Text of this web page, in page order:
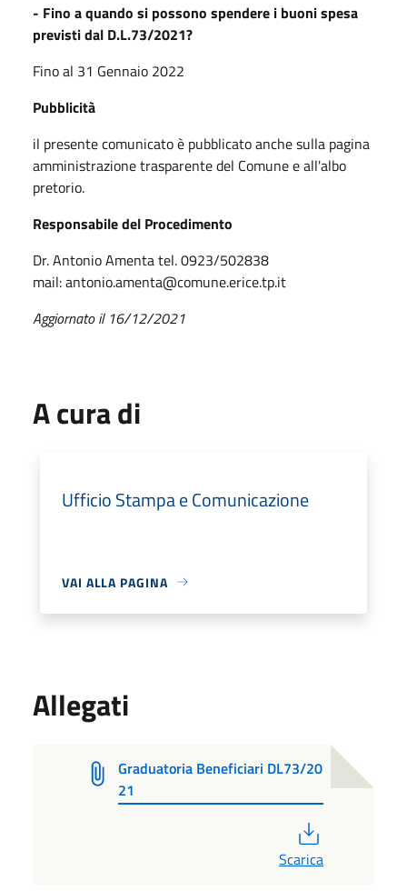
- Fino a quando si possono spendere i buoni spesa
previsti dal D.L.73/2021?
Fino al 31 Gennaio 2022
Pubblicità
il presente comunicato è pubblicato anche sulla pagina
amministrazione trasparente del Comune e all'albo
pretorio.
Responsabile del Procedimento
Dr. Antonio Amenta tel. 0923/502838
mail: antonio.amenta@comune.erice.tp.it
Aggiornato il 16/12/2021
A cura di
Ufficio Stampa e Comunicazione
VAI ALLA PAGINA
Allegati
Graduatoria Beneficiari DL73/20
21
Scarica